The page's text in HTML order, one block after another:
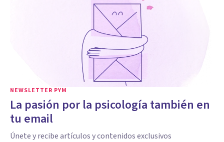
NEWSLETTER PYM
La pasión por la psicología también en
tu email
Únete y recibe artículos y contenidos exclusivos